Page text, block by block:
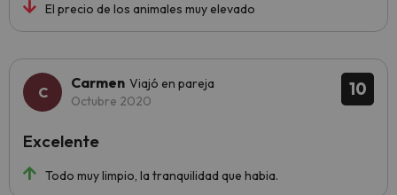
El precio de los animales muy elevado
10
Carmen Viajó en pareja
Octubre 2020
Todo muy limpio, la tranquilidad que habia.
Excelente